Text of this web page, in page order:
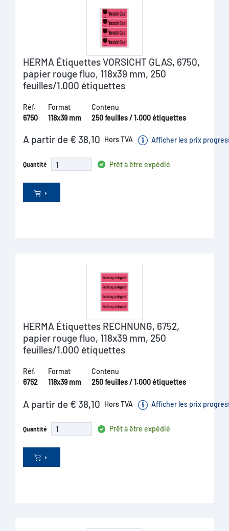
HERMA Étiquettes VORSICHT GLAS, 6750,
papier rouge fluo, 118x39 mm, 250
feuilles/1.000 étiquettes
Réf.
6750
Format
118x39 mm
Contenu
250 feuilles / 1.000 étiquettes
A partir de € 38,10 Hors TVA Afficher les prix
Quantité Prêt à être expédié
HERMA Étiquettes RECHNUNG, 6752,
papier rouge fluo, 118x39 mm, 250
feuilles/1.000 étiquettes
Réf.
6752
Format
118x39 mm
Contenu
250 feuilles / 1.000 étiquettes
A partir de € 38,10 Hors TVA Afficher les prix
Quantité Prêt à être expédié